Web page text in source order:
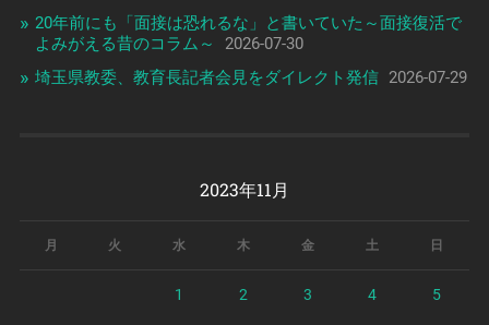
20年前にも「面接は恐れるな」と書いていた～面接復活で
よみがえる昔のコラム～
2026-07-30
埼玉県教委、教育長記者会見をダイレクト発信 2026-07-29
2023年11月
月 火 水 木 金 土 日
1 2 3 4 5